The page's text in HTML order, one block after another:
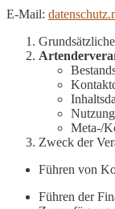
E-Mail:
Artender
Meta-/
Zweck der
Führen von
Führen der